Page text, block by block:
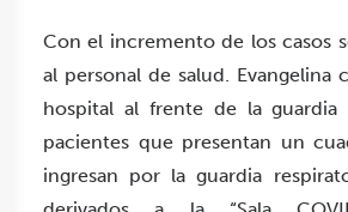
Con el incremento de los casos
al personal de salud. Evangelina
hospital al frente de la guardia
pacientes que presentan un
ingresan por la guardia